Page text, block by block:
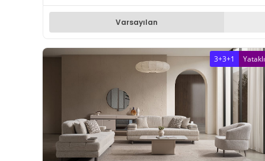
Varsayılan
3+3+1 Yataklı